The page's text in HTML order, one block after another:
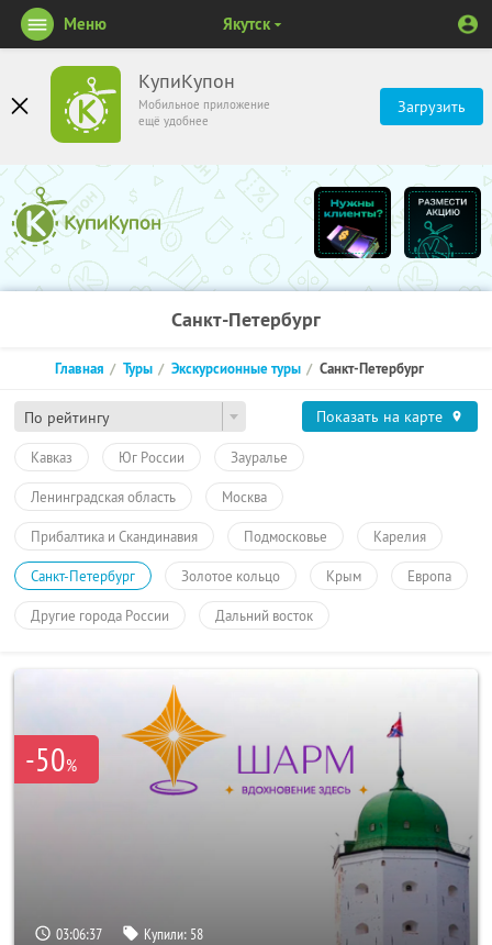
КупиКупон
Мобильное приложение
ещё удобнее
Загрузить
Меню Якутск
Санкт-Петербург
По рейтингу
Главная Туры Экскурсионные туры Санкт-Петербург
Показать на карте
Кавказ Юг России Зауралье
Ленинградская область Москва
Прибалтика и Скандинавия Подмосковье Карелия
Санкт-Петербург Золотое кольцо Крым Европа
Другие города России Дальний восток
-50%
03:06:37 Купили: 58